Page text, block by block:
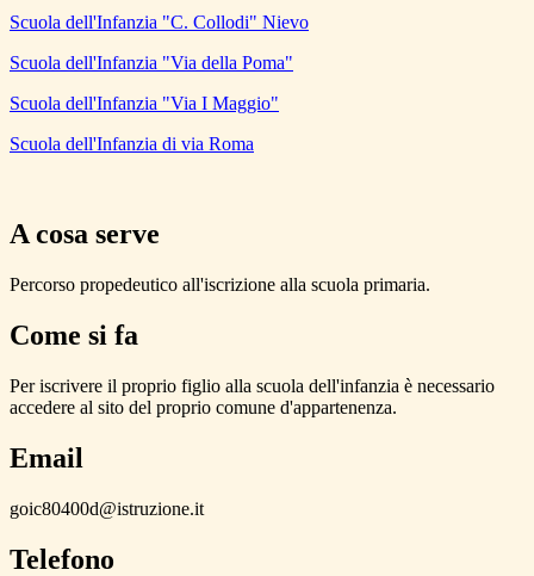
Scuola dell'Infanzia "C. Collodi" Nievo
Scuola dell'Infanzia "Via della Poma"
Scuola dell'Infanzia "Via I Maggio"
Scuola dell'Infanzia di via Roma
A cosa serve
Percorso propedeutico all'iscrizione alla scuola primaria.
Come si fa
Per iscrivere il proprio figlio alla scuola dell'infanzia è necessario
accedere al sito del proprio comune d'appartenenza.
Email
goic80400d@istruzione.it
Telefono